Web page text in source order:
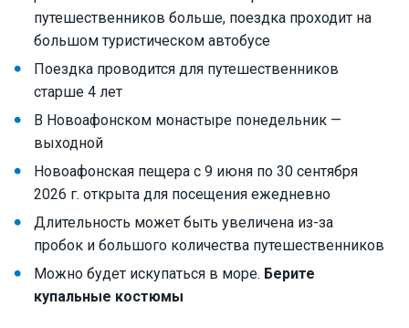
путешественников больше, поездка проходит на
большом туристическом автобусе
Поездка проводится для путешественников
старше 4 лет
В Новоафонском монастыре понедельник —
выходной
Новоафонская пещера с 9 июня по 30 сентября
2026 г. открыта для посещения ежедневно
Длительность может быть увеличена из-за
пробок и большого количества путешественников
Можно будет искупаться в море. Берите
купальные костюмы